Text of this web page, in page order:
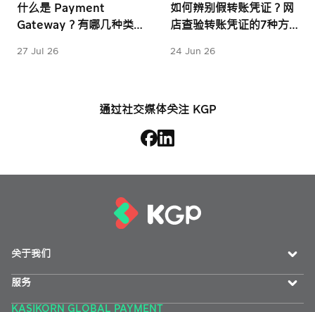
什么是 Payment
Gateway？有哪几种类
27 Jul 26
如何辨别假转账凭证？网
店查验转账凭证的7种方
24 Jun 26
通过社交媒体关注 KGP
KASIKORN GLOBAL PAYMENT
关于我们
服务